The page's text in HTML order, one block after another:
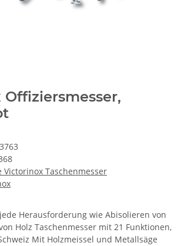
Victorinox Taschenmesser
Herausforderung wie Abisolieren von
Holz Taschenmesser mit 21 Funktionen,
Mit Holzmeissel und Metallsäge